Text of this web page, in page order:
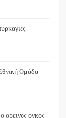
Ομάδα
όγκος